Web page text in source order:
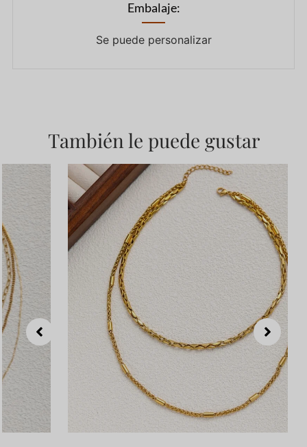
Embalaje:
Se puede personalizar
También le puede gustar